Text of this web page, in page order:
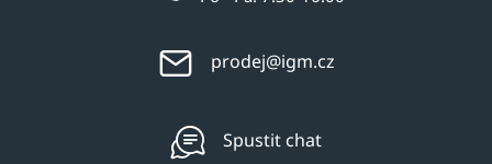
prodej@igm.cz
Spustit chat